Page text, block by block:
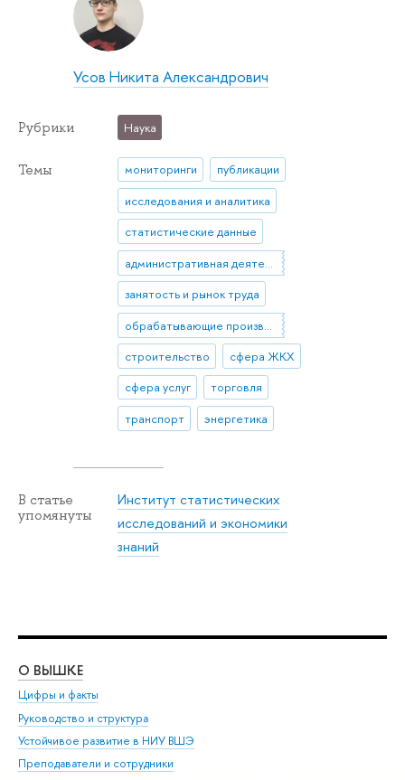
Усов Никита Александрович
Рубрики Наука
Темы мониторинги
публикации
исследования и аналитика
статистические данные
административная деятельность
занятость и рынок труда
строительство
сфера ЖКХ
сфера услуг
торговля
транспорт
энергетика
В статье
упомянуты
Институт статистических
исследований и экономики
знаний
О ВЫШКЕ
Цифры и факты
Руководство и структура
Устойчивое развитие в НИУ ВШЭ
Преподаватели и сотрудники